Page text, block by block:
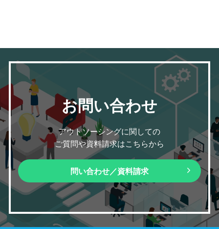
お問い合わせ
アウトソーシングに関しての
ご質問や資料請求はこちらから
問い合わせ／資料請求